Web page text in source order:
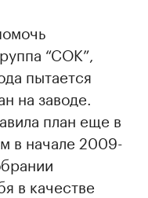
“СОК”,
пытается
на заводе.
план еще в
в начале 2009-
в качестве